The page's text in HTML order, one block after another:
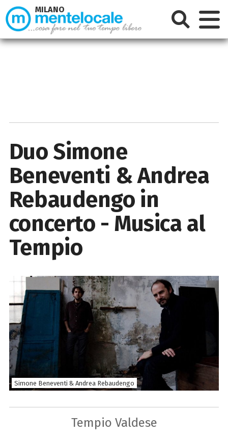
Duo Simone
Beneventi & Andrea
Rebaudengo in
concerto - Musica al
Tempio
Simone Beneventi & Andrea Rebaudengo
Tempio Valdese
MILANO